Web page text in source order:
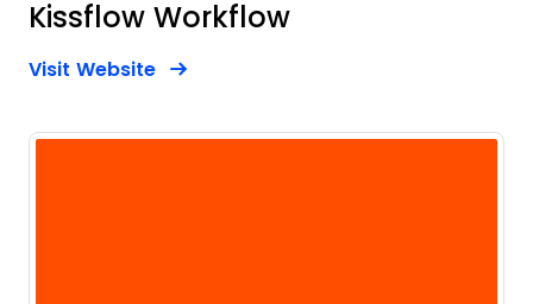
Kissflow Workflow
Visit WebsiteOpens New Window